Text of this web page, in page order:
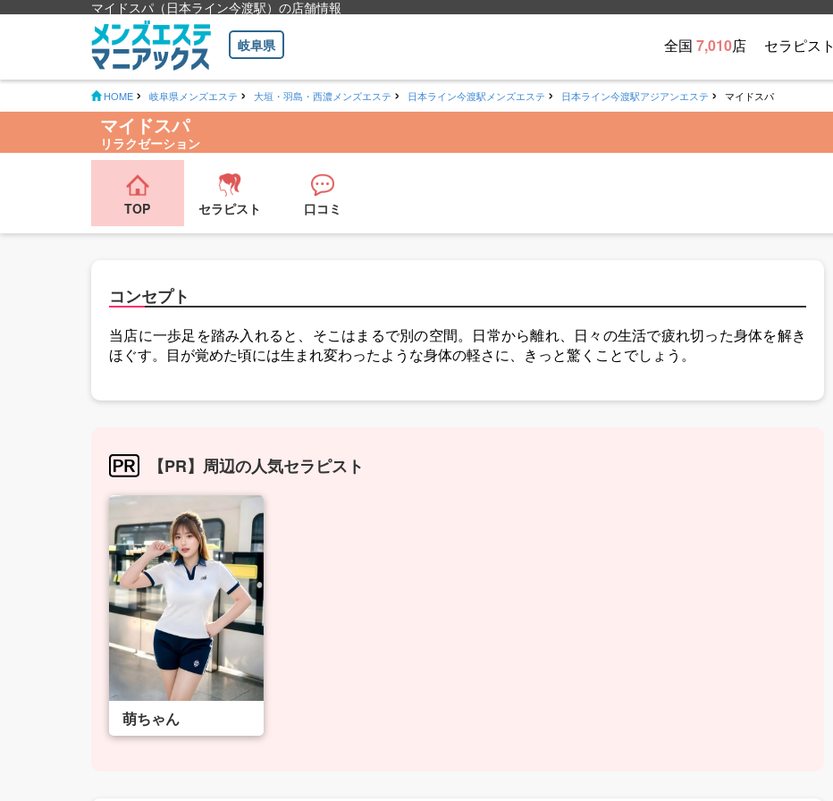
マイドスパ（日本ライン今渡駅）の店舗情報
岐阜県 全国 7,010店 セラピスト
HOME 岐阜県メンズエステ 大垣・羽島・西濃メンズエステ 日本ライン今渡駅メンズエステ 日本ライン今渡駅アジアンエステ マイドスパ
マイドスパ
リラクゼーション
TOP セラピスト 口コミ
コンセプト
当店に一歩足を踏み入れると、そこはまるで別の空間。日常から離れ、日々の生活で疲れ切った身体を解き
ほぐす。目が覚めた頃には生まれ変わったような身体の軽さに、きっと驚くことでしょう。
【PR】周辺の人気セラピスト
萌ちゃん